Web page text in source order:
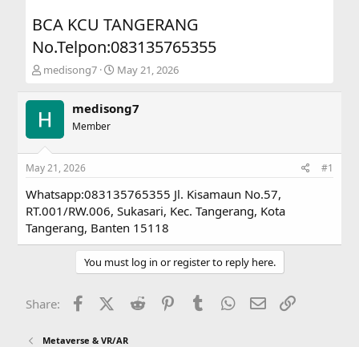
BCA KCU TANGERANG
No.Telpon:083135765355
T
r
e
a
d
t
r
t
e
r
medisong7
S
r
a
May 21, 2026
medisong7
Member
May 21, 2026 #1
Whatsapp:083135765355 Jl. Kisamaun No.57,
RT.001/RW.006, Sukasari, Kec. Tangerang, Kota
Tangerang, Banten 15118
You must log in or register to reply here.
Share: FacebookX (Twitter)
Reddit PinterestTumblr WhatsApp
Email
Metaverse & VR/AR